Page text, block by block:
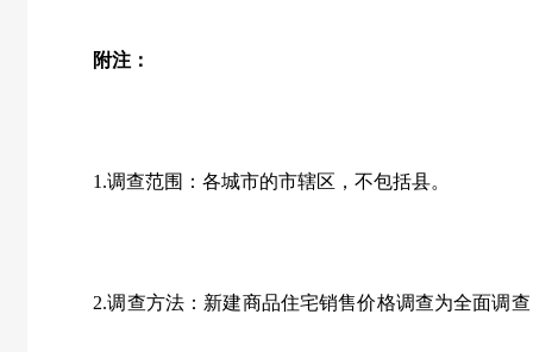
附注：
1.调查范围：各城市的市辖区，不包括县。
2.调查方法：新建商品住宅销售价格调查为全面调